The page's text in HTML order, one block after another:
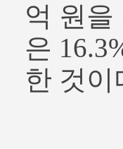
억 원을
은
한 것이